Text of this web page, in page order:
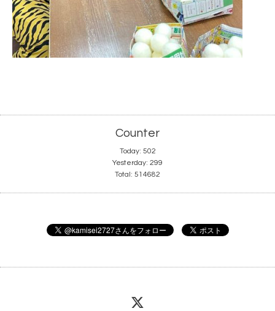
Counter
Today: 502
Yesterday: 299
Total: 514682